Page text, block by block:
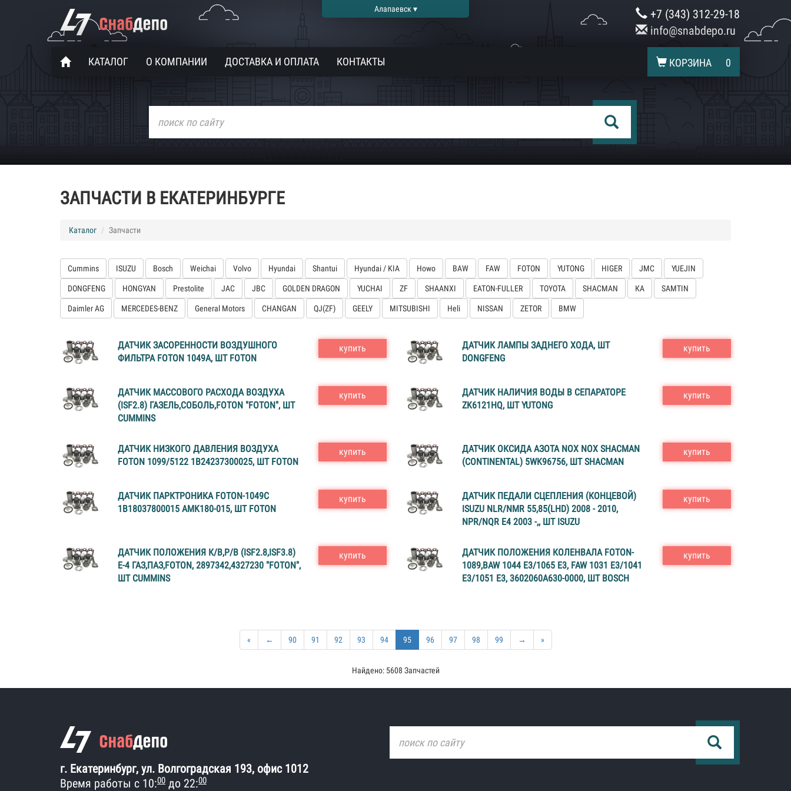
Алапаевск ▾
+7 (343) 312-29-18
info@snabdepo.ru
КАТАЛОГ О КОМПАНИИ ДОСТАВКА И ОПЛАТА КОНТАКТЫ КОРЗИНА 0
ЗАПЧАСТИ В ЕКАТЕРИНБУРГЕ
Каталог Запчасти
Cummins ISUZU Bosch Weichai Volvo Hyundai Shantui Hyundai / KIA Howo BAW FAW FOTON YUTONG HIGER JMC YUEJIN
DONGFENG HONGYAN Prestolite JAC JBC GOLDEN DRAGON YUCHAI ZF SHAANXI EATON-FULLER TOYOTA SHACMAN КА SAMTIN
Daimler AG MERCEDES-BENZ General Motors CHANGAN QJ(ZF) GEELY MITSUBISHI Heli NISSAN ZETOR BMW
ДАТЧИК ЗАСОРЕННОСТИ ВОЗДУШНОГО
ФИЛЬТРА FOTON 1049A, ШТ FOTON
купить
ДАТЧИК ЛАМПЫ ЗАДНЕГО ХОДА, ШТ
DONGFENG
купить
ДАТЧИК МАССОВОГО РАСХОДА ВОЗДУХА
(ISF2.8) ГАЗЕЛЬ,СОБОЛЬ,FOTON "FOTON", ШТ
CUMMINS
купить
ДАТЧИК НАЛИЧИЯ ВОДЫ В СЕПАРАТОРЕ
ZK6121HQ, ШТ YUTONG
купить
ДАТЧИК НИЗКОГО ДАВЛЕНИЯ ВОЗДУХА
FOTON 1099/5122 1В24237300025, ШТ FOTON
купить
ДАТЧИК ОКСИДА АЗОТА NOX NOX SHACMAN
(CONTINENTAL) 5WK96756, ШТ SHACMAN
купить
ДАТЧИК ПАРКТРОНИКА FOTON-1049C
1В18037800015 AMK180-015, ШТ FOTON
купить
ДАТЧИК ПЕДАЛИ СЦЕПЛЕНИЯ (КОНЦЕВОЙ)
ISUZU NLR/NMR 55,85(LHD) 2008 - 2010,
NPR/NQR E4 2003 -,, ШТ ISUZU
купить
ДАТЧИК ПОЛОЖЕНИЯ К/В,Р/В (ISF2.8,ISF3.8)
E-4 ГАЗ,ПАЗ,FOTON, 2897342,4327230 "FOTON",
ШТ CUMMINS
купить
ДАТЧИК ПОЛОЖЕНИЯ КОЛЕНВАЛА FOTON-
1089,BAW 1044 E3/1065 E3, FAW 1031 E3/1041
E3/1051 E3, 3602060А630-0000, ШТ BOSCH
купить
« ← 90 91 92 93 94 95 96 97 98 99 → »
Найдено: 5608 Запчастей
г. Екатеринбург, ул. Волгоградская 193, офис 1012
Время работы с 10:00 до 22:00